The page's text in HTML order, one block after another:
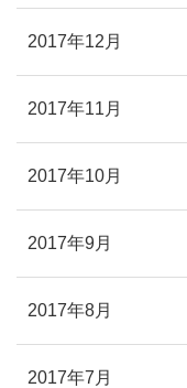
2017年12月
2017年11月
2017年10月
2017年9月
2017年8月
2017年7月